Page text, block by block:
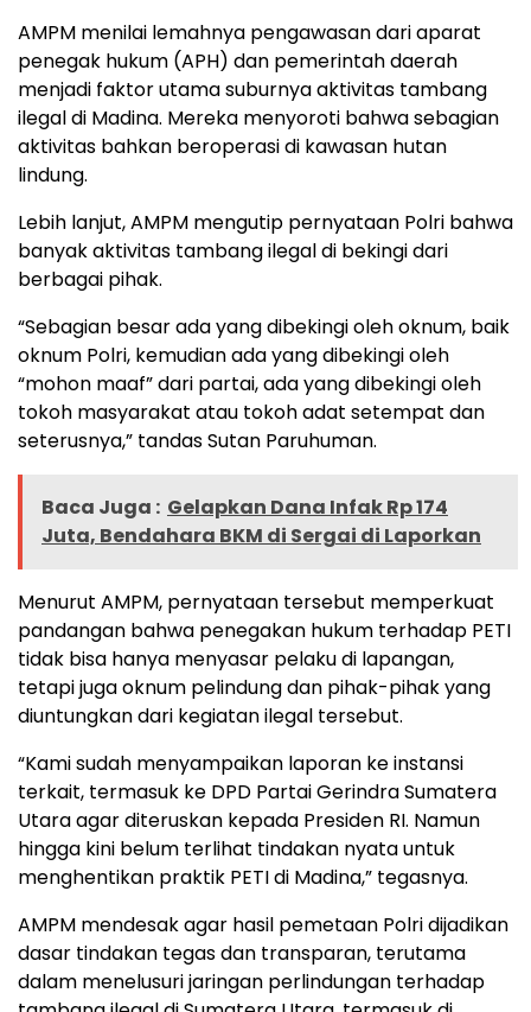
AMPM menilai lemahnya pengawasan dari aparat
penegak hukum (APH) dan pemerintah daerah
menjadi faktor utama suburnya aktivitas tambang
ilegal di Madina. Mereka menyoroti bahwa sebagian
aktivitas bahkan beroperasi di kawasan hutan
lindung.
Lebih lanjut, AMPM mengutip pernyataan Polri bahwa
banyak aktivitas tambang ilegal di bekingi dari
berbagai pihak.
“Sebagian besar ada yang dibekingi oleh oknum, baik
oknum Polri, kemudian ada yang dibekingi oleh
“mohon maaf” dari partai, ada yang dibekingi oleh
tokoh masyarakat atau tokoh adat setempat dan
seterusnya,” tandas Sutan Paruhuman.
Baca Juga : Gelapkan Dana Infak Rp 174
Juta, Bendahara BKM di Sergai di Laporkan
Menurut AMPM, pernyataan tersebut memperkuat
pandangan bahwa penegakan hukum terhadap PETI
tidak bisa hanya menyasar pelaku di lapangan,
tetapi juga oknum pelindung dan pihak-pihak yang
diuntungkan dari kegiatan ilegal tersebut.
“Kami sudah menyampaikan laporan ke instansi
terkait, termasuk ke DPD Partai Gerindra Sumatera
Utara agar diteruskan kepada Presiden RI. Namun
hingga kini belum terlihat tindakan nyata untuk
menghentikan praktik PETI di Madina,” tegasnya.
AMPM mendesak agar hasil pemetaan Polri dijadikan
dasar tindakan tegas dan transparan, terutama
dalam menelusuri jaringan perlindungan terhadap